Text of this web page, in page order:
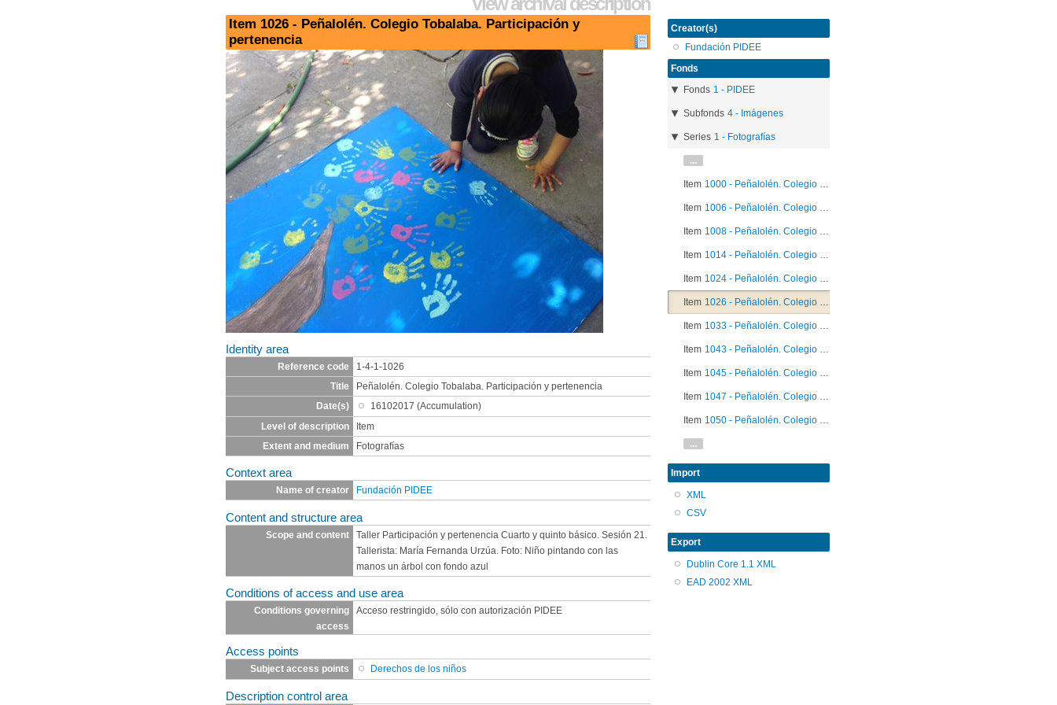
Item 1026 - Peñalolén. Colegio Tobalaba. Participación y
pertenencia
Identity area
Reference code
1-4-1-1026
Title
Peñalolén. Colegio Tobalaba. Participación y pertenencia
Date(s)
16102017 (Accumulation)
Level of description
Item
Extent and medium
Fotografías
Context area
Name of creator Fundación PIDEE
Content and structure area
Scope and content
Taller Participación y pertenencia Cuarto y quinto básico. Sesión 21.
Tallerista: María Fernanda Urzúa. Foto: Niño pintando con las
manos un árbol con fondo azul
Conditions of access and use area
Conditions governing
access
Acceso restringido, sólo con autorización PIDEE
Access points
Subject access points Derechos de los niños
Description control area
Creator(s)
Fundación PIDEE
Fonds
Fonds 1 - PIDEE
Subfonds 4 - Imágenes
Series 1 - Fotografías
...
Item 1000 - Peñalolén. Colegio Tobalaba. Participación y pertenencia
Item 1006 - Peñalolén. Colegio Tobalaba. Participación y pertenencia
Item 1008 - Peñalolén. Colegio Tobalaba. Participación y pertenencia
Item 1014 - Peñalolén. Colegio Tobalaba. Participación y pertenencia
Item 1024 - Peñalolén. Colegio Tobalaba. Participación y pertenencia
Item 1026 - Peñalolén. Colegio Tobalaba. Participación y pertenencia
Item 1033 - Peñalolén. Colegio Tobalaba. Participación y pertenencia
Item 1043 - Peñalolén. Colegio Tobalaba. Participación y pertenencia
Item 1045 - Peñalolén. Colegio Tobalaba. Participación y pertenencia
Item 1047 - Peñalolén. Colegio Tobalaba. Participación y pertenencia
Item 1050 - Peñalolén. Colegio Tobalaba. Participación y pertenencia
...
Import
XML
CSV
Export
Dublin Core 1.1 XML
EAD 2002 XML